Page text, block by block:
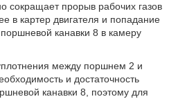
сокращает прорыв рабочих газов
в картер двигателя и попадание
канавки 8 в камеру
между поршнем 2 и
и достаточность
канавки 8, поэтому для